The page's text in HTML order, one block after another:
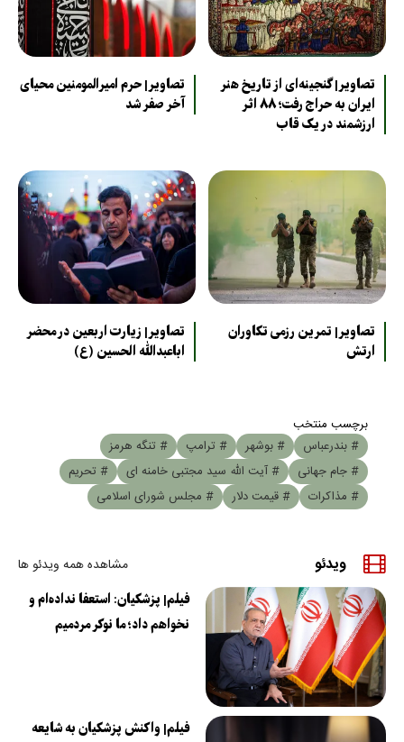
تصاویر| گنجینه‌ای از تاریخ هنر
ایران به حراج رفت؛ ۸۸ اثر
ارزشمند در یک قاب
تصاویر| حرم امیرالمومنین محیای
آخر صفر شد
تصاویر| تمرین رزمی تکاوران
ارتش
تصاویر| زیارت اربعین در محضر
اباعبدالله الحسین (ع)
برچسب منتخب
# بندرعباس
# بوشهر # ترامپ
# تنگه هرمز
# جام جهانی
# آیت الله سید مجتبی خامنه ای
# تحریم
# مذاکرات
# قیمت دلار # مجلس شورای اسلامی
ویدئو مشاهده همه ویدئو ها
فیلم| پزشکیان: استعفا نداده‌ام و
نخواهم داد؛ ما نوکر مردمیم
فیلم| واکنش پزشکیان به شایعه